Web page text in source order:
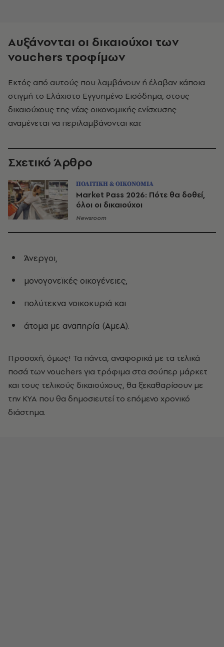
Αυξάνονται οι δικαιούχοι των
vouchers τροφίμων
Εκτός από αυτούς που λαμβάνουν ή έλαβαν κάποια
στιγμή το Ελάχιστο Εγγυημένο Εισόδημα, στους
δικαιούχους της νέας οικονομικής ενίσχυσης
αναμένεται να περιλαμβάνονται και:
Σχετικό Άρθρο
ΠΟΛΙΤΙΚΗ & ΟΙΚΟΝΟΜΙΑ
Market Pass 2026: Πότε θα δοθεί,
όλοι οι δικαιούχοι
Newsroom
Άνεργοι,
μονογονεϊκές οικογένειες,
πολύτεκνα νοικοκυριά και
άτομα με αναπηρία (ΑμεΑ).
Προσοχή, όμως! Τα πάντα, αναφορικά με τα τελικά
ποσά των vouchers για τρόφιμα στα σούπερ μάρκετ
και τους τελικούς δικαιούχους, θα ξεκαθαρίσουν με
την ΚΥΑ που θα δημοσιευτεί το επόμενο χρονικό
διάστημα.